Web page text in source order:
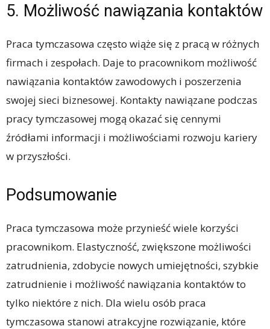
5. Możliwość nawiązania kontaktów
Praca tymczasowa często wiąże się z pracą w różnych
firmach i zespołach. Daje to pracownikom możliwość
nawiązania kontaktów zawodowych i poszerzenia
swojej sieci biznesowej. Kontakty nawiązane podczas
pracy tymczasowej mogą okazać się cennymi
źródłami informacji i możliwościami rozwoju kariery
w przyszłości.
Podsumowanie
Praca tymczasowa może przynieść wiele korzyści
pracownikom. Elastyczność, zwiększone możliwości
zatrudnienia, zdobycie nowych umiejętności, szybkie
zatrudnienie i możliwość nawiązania kontaktów to
tylko niektóre z nich. Dla wielu osób praca
tymczasowa stanowi atrakcyjne rozwiązanie, które